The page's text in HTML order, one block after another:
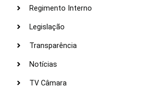
Regimento Interno
Legislação
Transparência
Notícias
TV Câmara